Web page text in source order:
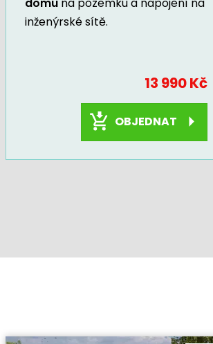
inženýrské sítě.
13 990 Kč
OBJEDNAT